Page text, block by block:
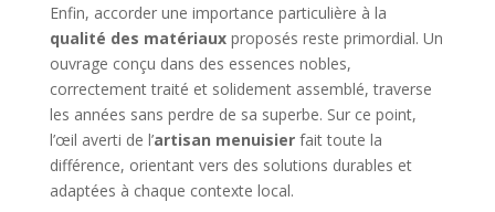
Enfin, accorder une importance particulière à la
qualité des matériauxproposés reste primordial. Un
ouvrage conçu dans des essences nobles,
correctement traité et solidement assemblé, traverse
les années sans perdre de sa superbe. Sur ce point,
l’œil averti de l’artisan menuisierfait toute la
différence, orientant vers des solutions durables et
adaptées à chaque contexte local.